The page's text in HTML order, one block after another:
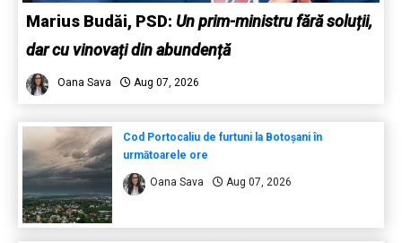
Marius Budăi, PSD: Un prim-ministru fără soluții,
dar cu vinovați din abundență
Oana Sava Aug 07, 2026
Cod Portocaliu de furtuni la Botoșani în
următoarele ore
Oana Sava Aug 07, 2026